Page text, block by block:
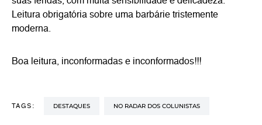
Leitura obrigatória sobre uma barbárie tristemente
moderna.
Boa leitura, inconformadas e inconformados!!!
TAGS: DESTAQUES NO RADAR DOS COLUNISTAS